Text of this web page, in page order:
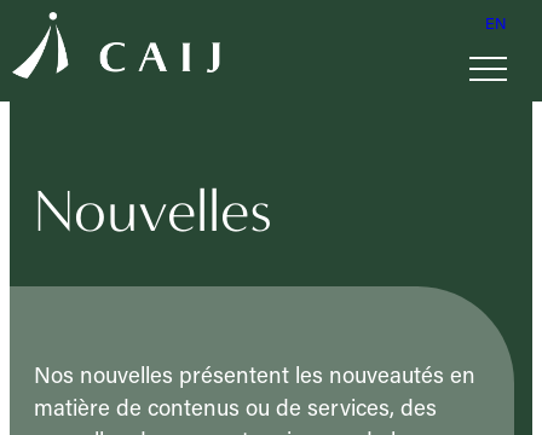
EN
Nouvelles
Nos nouvelles présentent les nouveautés en
matière de contenus ou de services, des